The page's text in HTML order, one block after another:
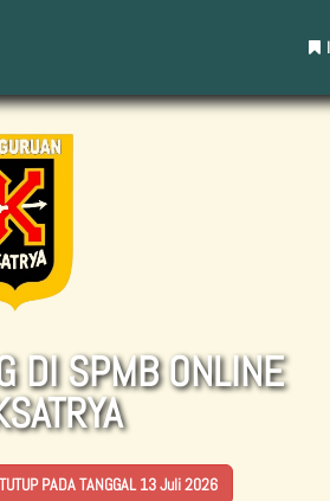
DI SPMB ONLINE
PADA TANGGAL 13 Juli 2026